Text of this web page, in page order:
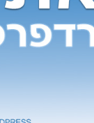
עבודה בלילה
עבודה
עבודה מיידית